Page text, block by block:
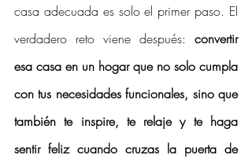
casa adecuada es solo el primer paso. El
verdadero reto viene después: convertir
esa casa en un hogar que no solo cumpla
con tus necesidades funcionales, sino que
también te inspire, te relaje y te haga
sentir feliz cuando cruzas la puerta de